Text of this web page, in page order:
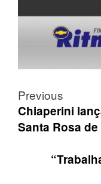
Post
navigation
Previous
Chiaperini
Santa Rosa